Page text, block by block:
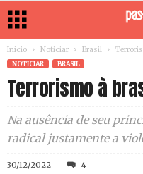
Início Noticiar Brasil
NOTICIAR BRASIL
Terrorismo à
Na ausência de seu
radical justamente a
30/12/2022 4